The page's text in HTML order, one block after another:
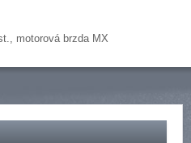
motorová brzda MX